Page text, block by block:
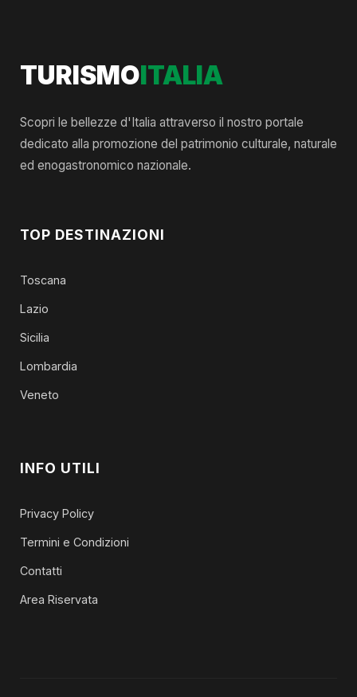
TURISMOITALIA
Scopri le bellezze d'Italia attraverso il nostro portale
dedicato alla promozione del patrimonio culturale, naturale
ed enogastronomico nazionale.
TOP DESTINAZIONI
Toscana
Lazio
Sicilia
Lombardia
Veneto
INFO UTILI
Privacy Policy
Termini e Condizioni
Contatti
Area Riservata